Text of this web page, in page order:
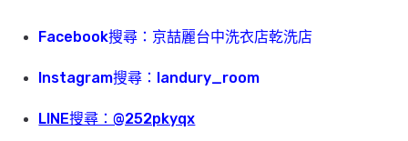
Facebook搜尋：京喆麗台中洗衣店乾洗店
Instagram搜尋：landury_room
LINE搜尋：@252pkyqx